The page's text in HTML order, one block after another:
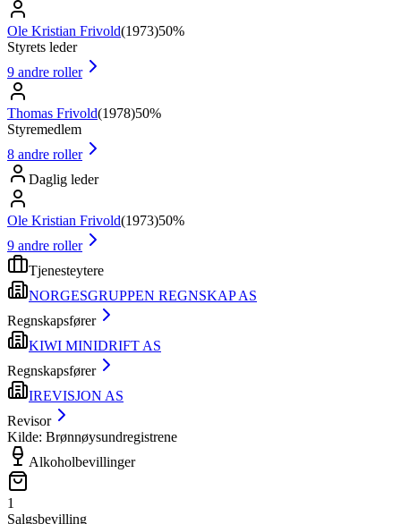
Ole Kristian Frivold(1973)50%
Styrets leder
9 andre roller
Thomas Frivold(1978)50%
Styremedlem
8 andre roller
Daglig leder
Ole Kristian Frivold(1973)50%
9 andre roller
Tjenesteytere
NORGESGRUPPEN REGNSKAP AS
Regnskapsfører
KIWI MINIDRIFT AS
Regnskapsfører
IREVISJON AS
Revisor
Kilde: Brønnøysundregistrene
Alkoholbevillinger
1
Salgsbevilling